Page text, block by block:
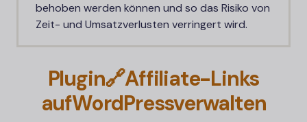
behoben werden können und so das Risiko von
Zeit- und Umsatzverlusten verringert wird.
Plugin🔗Affiliate-Links
aufWordPressverwalten